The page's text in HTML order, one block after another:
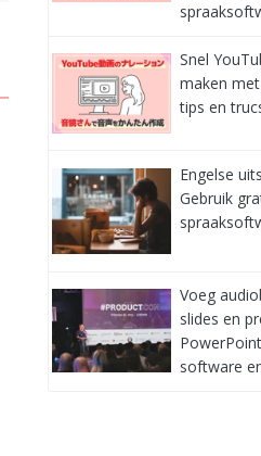
Snel
maken
tips en
Engelse
Gebruik
Voeg
slides en
software